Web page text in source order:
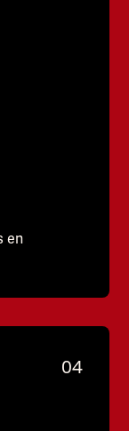
en
04